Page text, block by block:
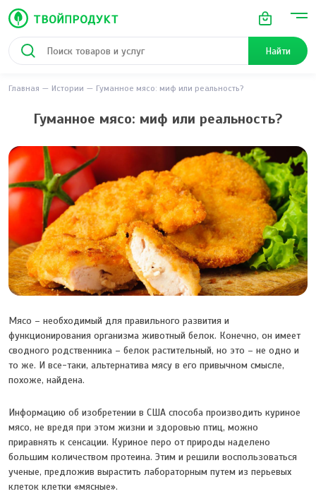
Найти
Главная Истории Гуманное мясо: миф или реальность?
Гуманное мясо: миф или реальность?
Мясо – необходимый для правильного развития и
функционирования организма животный белок. Конечно, он имеет
сводного родственника – белок растительный, но это – не одно и
то же. И все-таки, альтернатива мясу в его привычном смысле,
похоже, найдена.
Информацию об изобретении в США способа производить куриное
мясо, не вредя при этом жизни и здоровью птиц, можно
приравнять к сенсации. Куриное перо от природы наделено
большим количеством протеина. Этим и решили воспользоваться
ученые, предложив вырастить лабораторным путем из перьевых
клеток клетки «мясные».